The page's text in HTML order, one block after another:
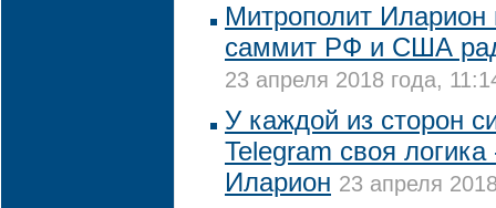
Митрополит Иларион
саммит РФ и США
23 апреля 2018 года,
У каждой из сторон
Telegram своя
Иларион 23 апреля